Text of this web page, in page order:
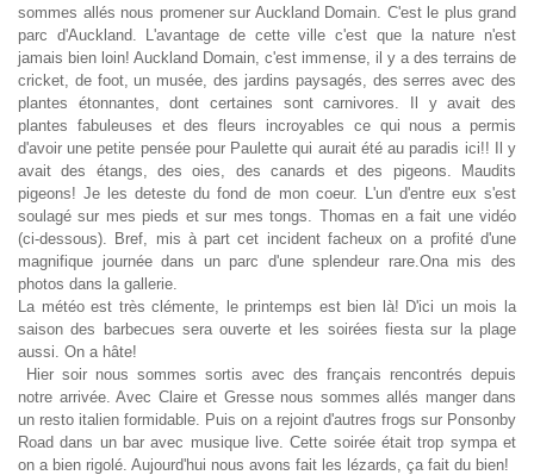
sommes allés nous promener sur Auckland Domain. C'est le plus grand
parc d'Auckland. L'avantage de cette ville c'est que la nature n'est
jamais bien loin! Auckland Domain, c'est immense, il y a des terrains de
cricket, de foot, un musée, des jardins paysagés, des serres avec des
plantes étonnantes, dont certaines sont carnivores. Il y avait des
plantes fabuleuses et des fleurs incroyables ce qui nous a permis
d'avoir une petite pensée pour Paulette qui aurait été au paradis ici!! Il y
avait des étangs, des oies, des canards et des pigeons. Maudits
pigeons! Je les deteste du fond de mon coeur. L'un d'entre eux s'est
soulagé sur mes pieds et sur mes tongs. Thomas en a fait une vidéo
(ci-dessous). Bref, mis à part cet incident facheux on a profité d'une
magnifique journée dans un parc d'une splendeur rare.Ona mis des
photos dans la gallerie.
La météo est très clémente, le printemps est bien là! D'ici un mois la
saison des barbecues sera ouverte et les soirées fiesta sur la plage
aussi. On a hâte!
Hier soir nous sommes sortis avec des français rencontrés depuis
notre arrivée. Avec Claire et Gresse nous sommes allés manger dans
un resto italien formidable. Puis on a rejoint d'autres frogs sur Ponsonby
Road dans un bar avec musique live. Cette soirée était trop sympa et
on a bien rigolé. Aujourd'hui nous avons fait les lézards, ça fait du bien!